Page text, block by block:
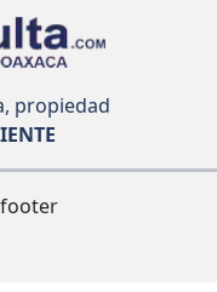
propiedad